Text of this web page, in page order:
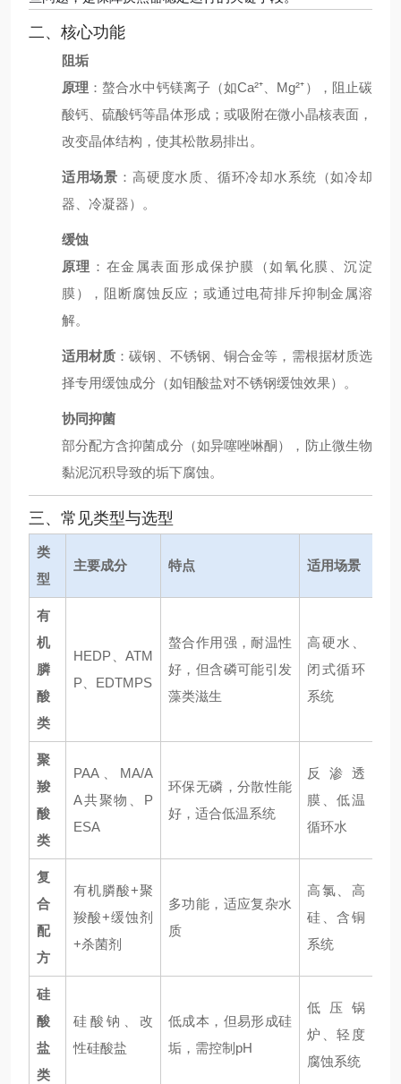
二、核心功能
阻垢
原理 ：螯合水中钙镁离子（如Ca²⁺、Mg²⁺），阻止碳
酸钙、硫酸钙等晶体形成；或吸附在微小晶核表面，
改变晶体结构，使其松散易排出。
适用场景 ：高硬度水质、循环冷却水系统（如冷却
器、冷凝器）。
缓蚀
原理 ：在金属表面形成保护膜（如氧化膜、沉淀
膜），阻断腐蚀反应；或通过电荷排斥抑制金属溶
解。
适用材质 ：碳钢、不锈钢、铜合金等，需根据材质选
择专用缓蚀成分（如钼酸盐对不锈钢缓蚀效果）。
协同抑菌
部分配方含抑菌成分（如异噻唑啉酮），防止微生物
黏泥沉积导致的垢下腐蚀。
三、常见类型与选型
类
型
主要成分 特点 适用场景
有
机
膦
酸
类
HEDP、ATM
P、EDTMPS
螯合作用强，耐温性
好，但含磷可能引发
藻类滋生
高硬水、
闭式循环
系统
聚
羧
酸
类
PAA、MA/A
A共聚物、P
ESA
环保无磷，分散性能
好，适合低温系统
反渗透
膜、低温
循环水
复
合
配
方
有机膦酸+聚
羧酸+缓蚀剂
+杀菌剂
多功能，适应复杂水
质
高氯、高
硅、含铜
系统
硅
酸
盐
类
硅酸钠、改
性硅酸盐
低成本，但易形成硅
垢，需控制pH
低压锅
炉、轻度
腐蚀系统